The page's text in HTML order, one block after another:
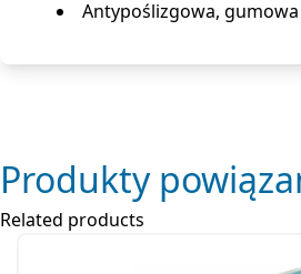
Antypoślizgowa,
Produkty
Related products